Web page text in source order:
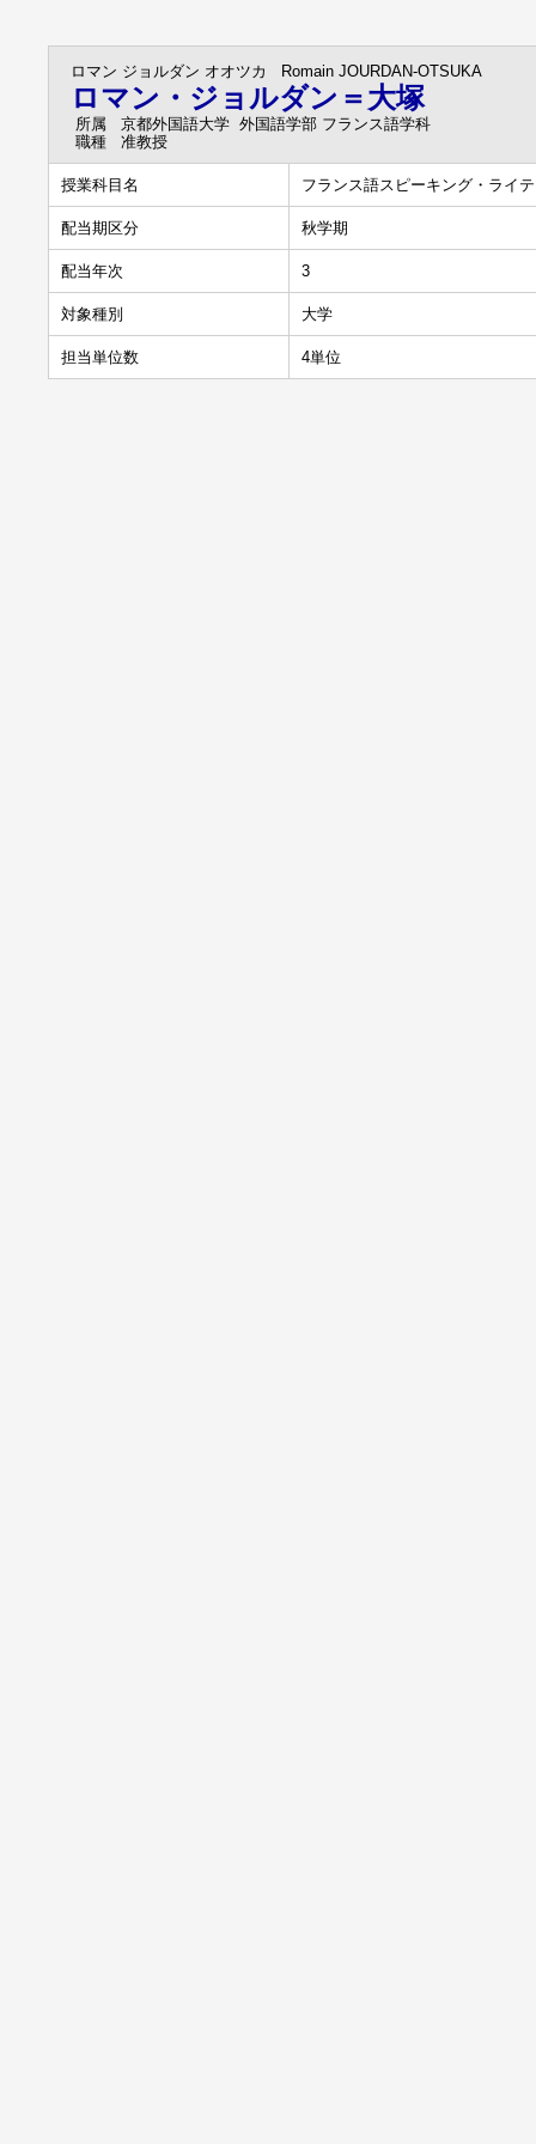
ロマン ジョルダン オオツカ Romain JOURDAN-OTSUKA
ロマン・ジョルダン＝大塚
所属
京都外国語大学 外国語学部 フランス語学科
職種
准教授
授業科目名 フランス語スピーキング・ライ
配当期区分 秋学期
配当年次 3
対象種別 大学
担当単位数 4単位